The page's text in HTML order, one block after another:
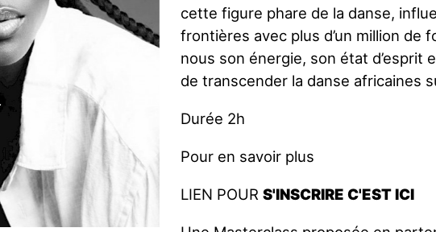
cette figure phare de la danse,
frontières avec plus d’un million de
nous son énergie, son état d’esprit
de transcender la danse africaines
Durée 2h
Pour en savoir plus
LIEN POUR S'INSCRIRE C'EST ICI